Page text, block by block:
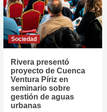
Sociedad
Rivera presentó
proyecto de Cuenca
Ventura Píriz en
seminario sobre
gestión de aguas
urbanas